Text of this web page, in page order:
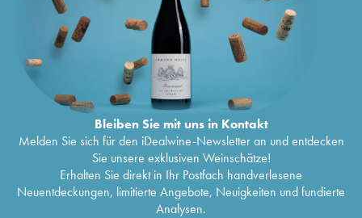
Bleiben Sie mit uns in Kontakt
Melden Sie sich für den iDealwine-Newsletter an und entdecken
Sie unsere exklusiven Weinschätze!
Erhalten Sie direkt in Ihr Postfach handverlesene
Neuentdeckungen, limitierte Angebote, Neuigkeiten und fundierte
Analysen.